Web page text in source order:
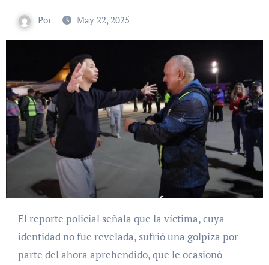
Por May 22, 2025
El reporte policial señala que la víctima, cuya
identidad no fue revelada, sufrió una golpiza por
parte del ahora aprehendido, que le ocasionó